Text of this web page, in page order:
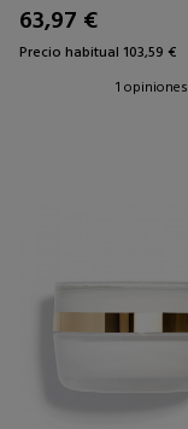
63,97 €
Precio habitual 103,59 €
1 opiniones